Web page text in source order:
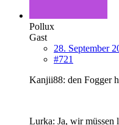
Pollux
Gast
28. September
#721
Kanjii88: den Fogger
Lurka: Ja, wir müssen